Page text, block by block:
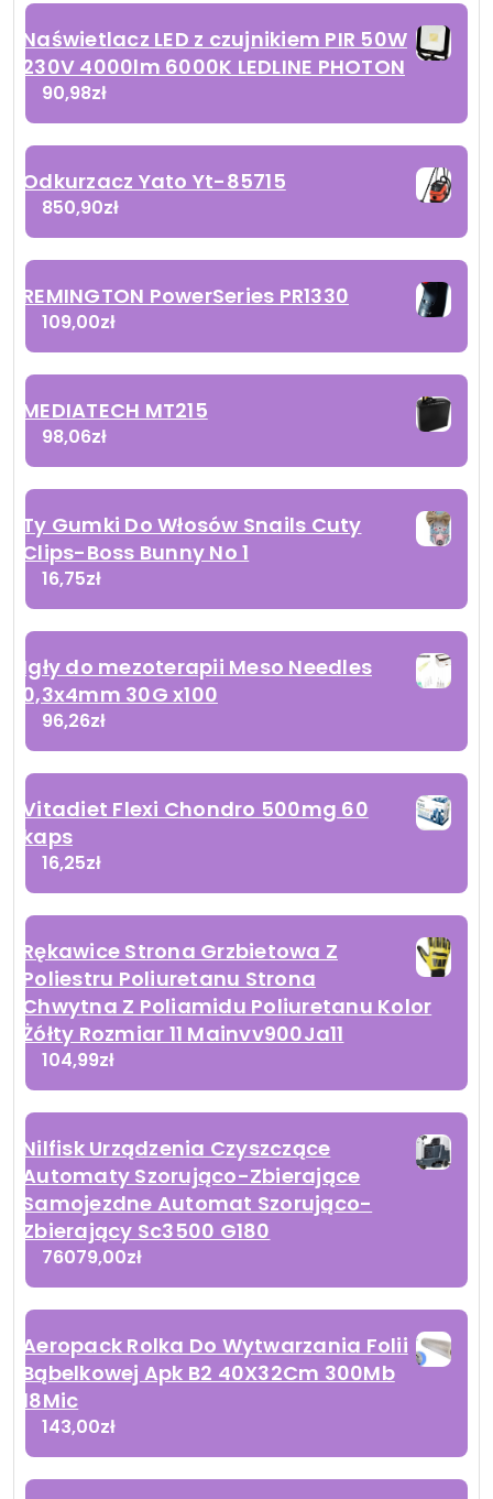
Naświetlacz LED z czujnikiem PIR 50W
230V 4000lm 6000K LEDLINE PHOTON
90,98zł
Odkurzacz Yato Yt-85715
850,90zł
REMINGTON PowerSeries PR1330
109,00zł
MEDIATECH MT215
98,06zł
Ty Gumki Do Włosów Snails Cuty
Clips-Boss Bunny No 1
16,75zł
Igły do mezoterapii Meso Needles
0,3x4mm 30G x100
96,26zł
Vitadiet Flexi Chondro 500mg 60
kaps
16,25zł
Rękawice Strona Grzbietowa Z
Poliestru Poliuretanu Strona
Chwytna Z Poliamidu Poliuretanu Kolor
Żółty Rozmiar 11 Mainvv900Ja11
104,99zł
Nilfisk Urządzenia Czyszczące
Automaty Szorująco-Zbierające
Samojezdne Automat Szorująco-
Zbierający Sc3500 G180
76079,00zł
Aeropack Rolka Do Wytwarzania Folii
Bąbelkowej Apk B2 40X32Cm 300Mb
18Mic
143,00zł